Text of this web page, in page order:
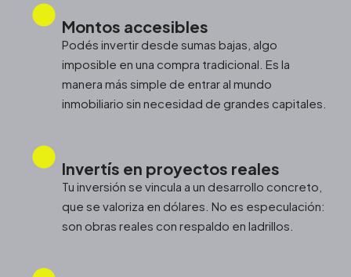
Montos accesibles
Podés invertir desde sumas bajas, algo
imposible en una compra tradicional. Es la
manera más simple de entrar al mundo
inmobiliario sin necesidad de grandes capitales.
Invertís en proyectos reales
Tu inversión se vincula a un desarrollo concreto,
que se valoriza en dólares. No es especulación:
son obras reales con respaldo en ladrillos.